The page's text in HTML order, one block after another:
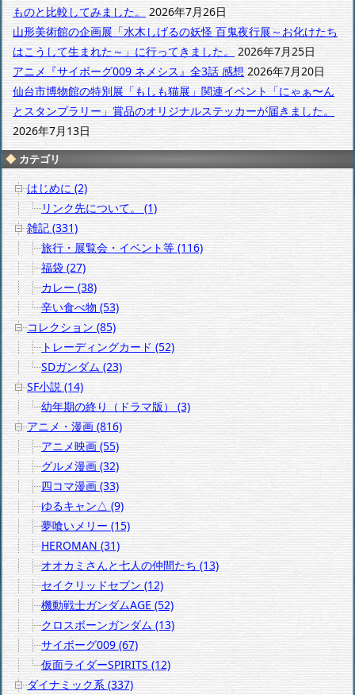
ものと比較してみました。 2026年7月26日
山形美術館の企画展「水木しげるの妖怪 百鬼夜行展～お化けたち
はこうして生まれた～」に行ってきました。 2026年7月25日
アニメ『サイボーグ009 ネメシス』全3話 感想 2026年7月20日
仙台市博物館の特別展「もしも猫展」関連イベント「にゃぁ〜ん
とスタンプラリー」賞品のオリジナルステッカーが届きました。
2026年7月13日
カテゴリ
はじめに (2)
リンク先について。 (1)
雑記 (331)
旅行・展覧会・イベント等 (116)
福袋 (27)
カレー (38)
辛い食べ物 (53)
コレクション (85)
トレーディングカード (52)
SDガンダム (23)
SF小説 (14)
幼年期の終り（ドラマ版） (3)
アニメ・漫画 (816)
アニメ映画 (55)
グルメ漫画 (32)
四コマ漫画 (33)
ゆるキャン△ (9)
夢喰いメリー (15)
HEROMAN (31)
オオカミさんと七人の仲間たち (13)
セイクリッドセブン (12)
機動戦士ガンダムAGE (52)
クロスボーンガンダム (13)
サイボーグ009 (67)
仮面ライダーSPIRITS (12)
ダイナミック系 (337)